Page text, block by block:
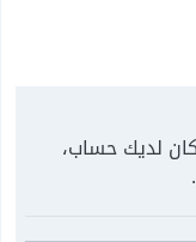
لديك حساب،